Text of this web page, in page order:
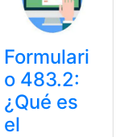
Formulari
o 483.2:
¿Qué es
el